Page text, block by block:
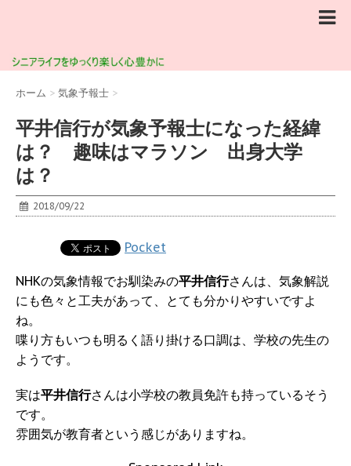
ホーム > 気象予報士 >
平井信行が気象予報士になった経緯
は？ 趣味はマラソン 出身大学
は？
2018/09/22
Pocket
NHKの気象情報でお馴染みの平井信行さんは、気象解説
にも色々と工夫があって、とても分かりやすいですよ
ね。
喋り方もいつも明るく語り掛ける口調は、学校の先生の
ようです。
実は平井信行さんは小学校の教員免許も持っているそう
です。
雰囲気が教育者という感じがありますね。